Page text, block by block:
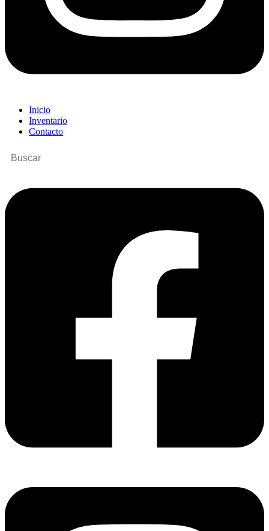
Inicio
Inventario
Contacto
Buscar
por: